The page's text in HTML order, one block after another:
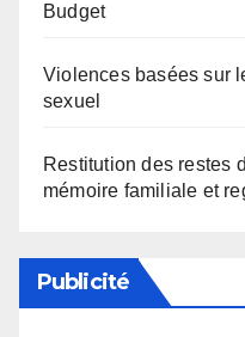
Budget
Violences basées sur
sexuel
Restitution des restes
mémoire familiale et
Publicité